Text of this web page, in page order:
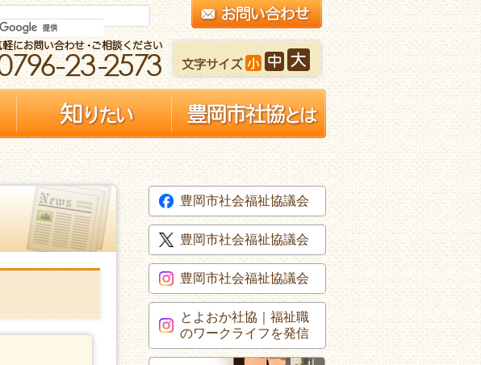
豊岡市社会福祉協議会
豊岡市社会福祉協議会
豊岡市社会福祉協議会
とよおか社協｜福祉職
のワークライフを発信